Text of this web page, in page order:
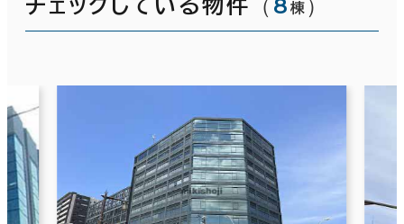
チェックしている物件
（ 8 棟 ）